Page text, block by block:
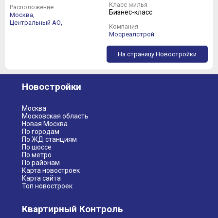
Концепция «Сирокко»:
Расположение
Москва,
Центральный АО,
Класс жилья
Бизнес-класс
Компания
Мосреалстрой
На страницу Новостройки
Новостройки
Москва
Московская область
Новая Москва
По городам
По ЖД станциям
По шоссе
По метро
По районам
Карта новостроек
Карта сайта
Топ новостроек
Квартирный Контроль